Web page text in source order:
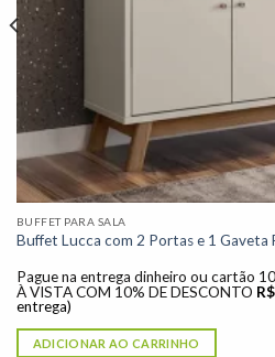
BUFFET PARA SALA
Buffet Lucca com 2 Portas e 1 Gaveta
Pague na entrega dinheiro ou cartão
À VISTA COM 10% DE DESCONTO R$
entrega)
ADICIONAR AO CARRINHO